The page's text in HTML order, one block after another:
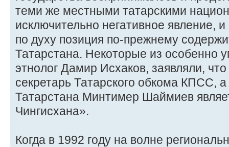
теми же местными татарскими
исключительно негативное явление,
по духу позиция по-прежнему
Татарстана. Некоторые из особенно
этнолог Дамир Исхаков, заявляли,
секретарь Татарского обкома КПСС,
Татарстана Минтимер Шаймиев
Чингисхана».
Когда в 1992 году на волне